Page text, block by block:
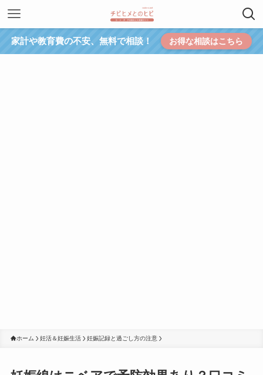
家計や教育費の不安、無料で相談！ お得な相談はこちら
ホーム 妊活＆妊娠生活 妊娠記録と過ごし方の注意